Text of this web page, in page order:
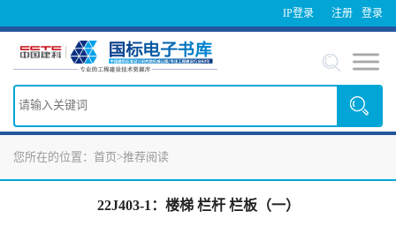
IP登录 登录
注册
您所在的位置： 首页>推荐阅读
22J403-1：楼梯 栏杆 栏板（一）